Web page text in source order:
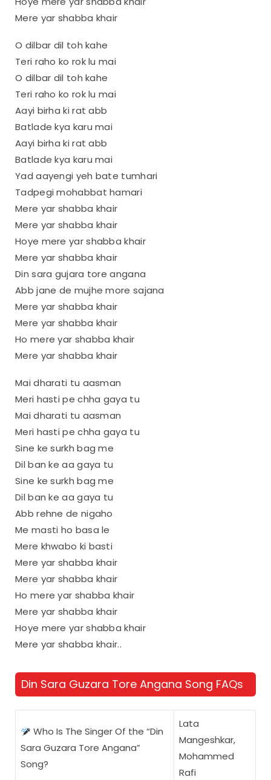
Mere yar shabba khair
O dilbar dil toh kahe
Teri raho ko rok lu mai
O dilbar dil toh kahe
Teri raho ko rok lu mai
Aayi birha ki rat abb
Batlade kya karu mai
Aayi birha ki rat abb
Batlade kya karu mai
Yad aayengi yeh bate tumhari
Tadpegi mohabbat hamari
Mere yar shabba khair
Mere yar shabba khair
Hoye mere yar shabba khair
Mere yar shabba khair
Din sara gujara tore angana
Abb jane de mujhe more sajana
Mere yar shabba khair
Mere yar shabba khair
Ho mere yar shabba khair
Mere yar shabba khair
Mai dharati tu aasman
Meri hasti pe chha gaya tu
Mai dharati tu aasman
Meri hasti pe chha gaya tu
Sine ke surkh bag me
Dil ban ke aa gaya tu
Sine ke surkh bag me
Dil ban ke aa gaya tu
Abb rehne de nigaho
Me masti ho basa le
Mere khwabo ki basti
Mere yar shabba khair
Mere yar shabba khair
Ho mere yar shabba khair
Mere yar shabba khair
Hoye mere yar shabba khair
Mere yar shabba khair..
Din Sara Guzara Tore Angana Song FAQs
Who Is The Singer Of the “Din
Sara Guzara Tore Angana”
Song?
Lata
Mangeshkar,
Mohammed
Rafi